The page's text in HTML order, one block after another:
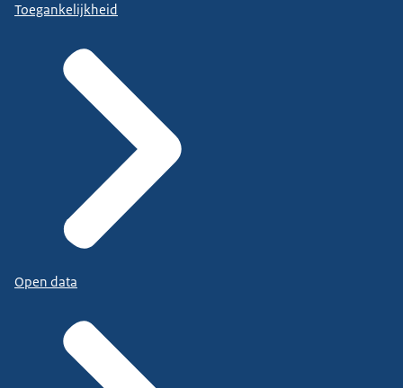
Toegankelijkheid
Open data